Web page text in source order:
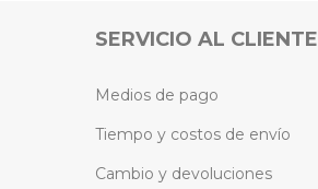
SERVICIO AL CLIENTE
Medios de pago
Tiempo y costos de envío
Cambio y devoluciones